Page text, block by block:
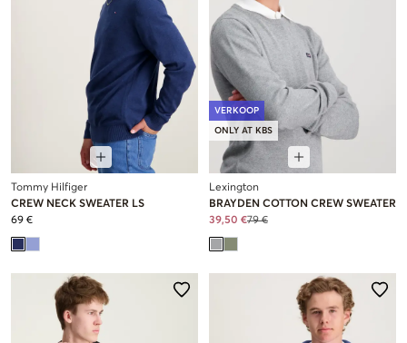
Tommy Hilfiger
CREW NECK SWEATER LS
69 €
VERKOOP
ONLY AT KBS
Lexington
BRAYDEN COTTON CREW SWEATER
39,50 €79 €